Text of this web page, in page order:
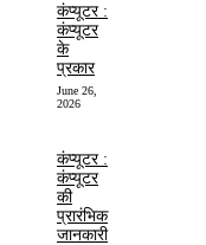
कंप्यूटर :
कंप्यूटर
के
प्रकार
June 26,
2026
कंप्यूटर :
कंप्यूटर
की
प्रारंभिक
जानकारी